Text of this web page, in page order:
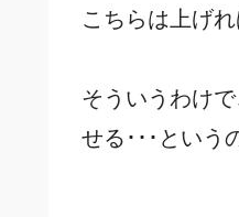
こちらは上げ
そういうわけ
せる･･･という